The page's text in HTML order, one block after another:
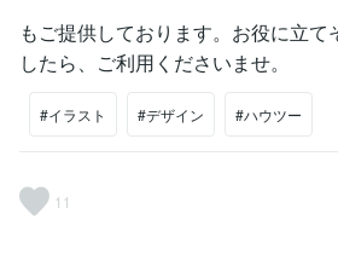
もご提供しております。お役に立て
したら、ご利用くださいませ。
#イラスト #デザイン #ハウツー
11